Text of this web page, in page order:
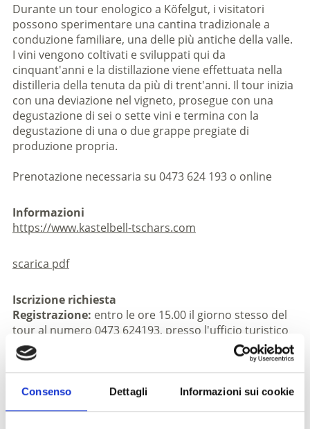
Consenso Dettagli Informazioni sui cookie
Durante un tour enologico a Köfelgut, i visitatori
possono sperimentare una cantina tradizionale a
conduzione familiare, una delle più antiche della valle.
I vini vengono coltivati e sviluppati qui da
cinquant'anni e la distillazione viene effettuata nella
distilleria della tenuta da più di trent'anni. Il tour inizia
con una deviazione nel vigneto, prosegue con una
degustazione di sei o sette vini e termina con la
degustazione di una o due grappe pregiate di
produzione propria.
Prenotazione necessaria su 0473 624 193 o online
Informazioni
https://www.kastelbell-tschars.com
scarica pdf
Iscrizione richiesta
Registrazione: entro le ore 15.00 il giorno stesso del
tour al numero 0473 624193, presso l'ufficio turistico
di Castelbello-Ciardes, online o presso il vostro
albergatore
Luogo di ritrovo:ore 16.00 azienda vinicola "Köfelgut"
Luogo dell'evento